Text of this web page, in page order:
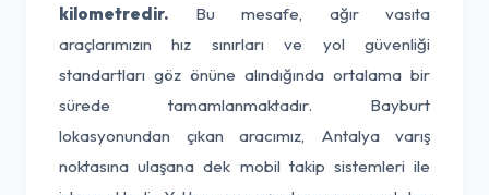
kilometredir. Bu mesafe, ağır vasıta
araçlarımızın hız sınırları ve yol güvenliği
standartları göz önüne alındığında ortalama bir
sürede tamamlanmaktadır. Bayburt
lokasyonundan çıkan aracımız, Antalya varış
noktasına ulaşana dek mobil takip sistemleri ile